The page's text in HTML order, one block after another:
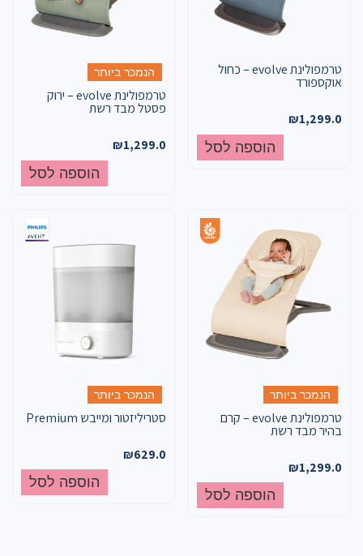
טרמפולינת evolve – כחול
אוקספורד
₪1,299.0
הוספה לסל
הנמכר ביותר
טרמפולינת evolve – ירוק
פסטל מבד רשת
₪1,299.0
הוספה לסל
הנמכר ביותר
טרמפולינת evolve – קרם
בהיר מבד רשת
₪1,299.0
הוספה לסל
הנמכר ביותר
סטריליזטור ומייבש Premium
₪629.0
הוספה לסל